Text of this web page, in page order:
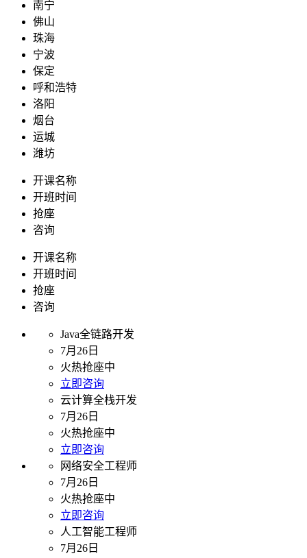
南宁
佛山
珠海
宁波
保定
呼和浩特
洛阳
烟台
运城
潍坊
开课名称
开班时间
抢座
咨询
开课名称
开班时间
抢座
咨询
Java全链路开发
7月26日
火热抢座中
立即咨询
云计算全栈开发
7月26日
火热抢座中
立即咨询
网络安全工程师
7月26日
火热抢座中
立即咨询
人工智能工程师
7月26日